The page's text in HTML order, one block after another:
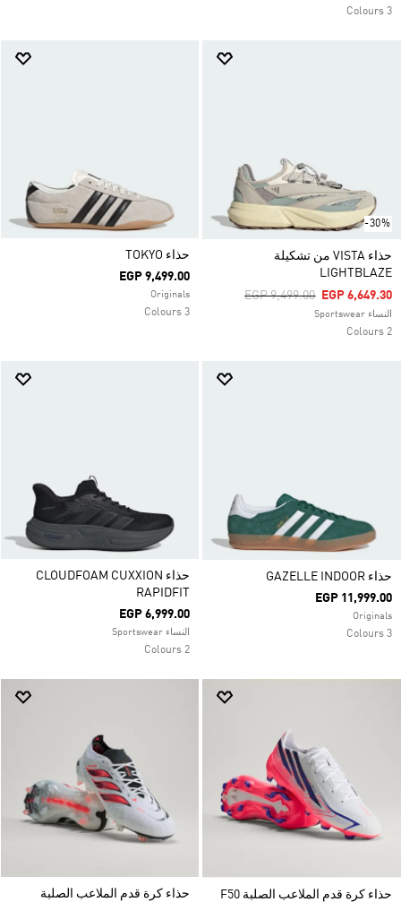
3 Colours
-30%
حذاء VISTA من تشكيلة
LIGHTBLAZE
Price Reduced From
EGP 9,499.00ToEGP 6,649.30
النساء Sportswear
2 Colours
حذاء TOKYO
EGP 9,499.00
Originals
3 Colours
حذاء GAZELLE INDOOR
EGP 11,999.00
Originals
3 Colours
حذاء CLOUDFOAM CUXXION
RAPIDFIT
EGP 6,999.00
النساء Sportswear
2 Colours
حذاء كرة قدم الملاعب الصلبة F50
حذاء كرة قدم الملاعب الصلبة